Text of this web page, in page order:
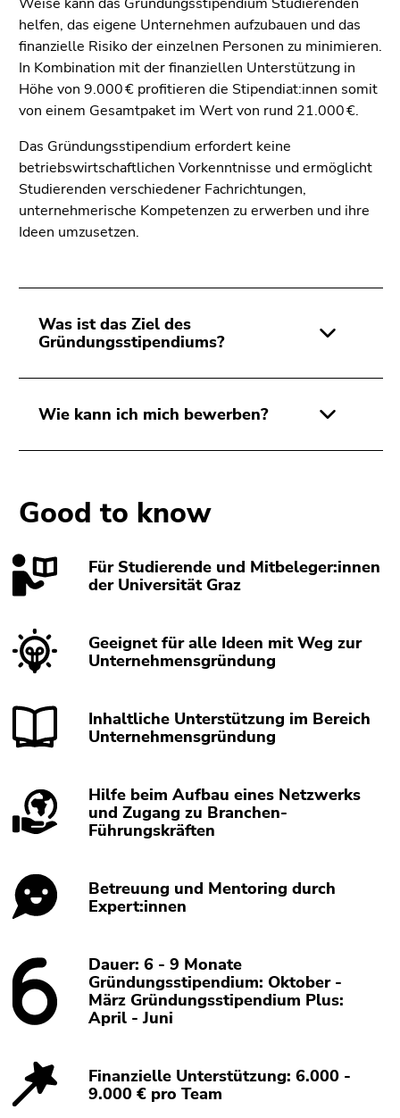
helfen, das eigene Unternehmen aufzubauen und das
finanzielle Risiko der einzelnen Personen zu minimieren.
In Kombination mit der finanziellen Unterstützung in
Höhe von 9.000 € profitieren die Stipendiat:innen somit
von einem Gesamtpaket im Wert von rund 21.000 €.
Das Gründungsstipendium erfordert keine
betriebswirtschaftlichen Vorkenntnisse und ermöglicht
Studierenden verschiedener Fachrichtungen,
unternehmerische Kompetenzen zu erwerben und ihre
Ideen umzusetzen.
Was ist das Ziel des
Gründungsstipendiums?
Wie kann ich mich bewerben?
Good to know
Für Studierende und Mitbeleger:innen
der Universität Graz
Geeignet für alle Ideen mit Weg zur
Unternehmensgründung
Inhaltliche Unterstützung im Bereich
Unternehmensgründung
Hilfe beim Aufbau eines Netzwerks
und Zugang zu Branchen-
Führungskräften
Betreuung und Mentoring durch
Expert:innen
Dauer: 6 - 9 Monate
Gründungsstipendium: Oktober -
März Gründungsstipendium Plus:
April - Juni
Finanzielle Unterstützung: 6.000 -
9.000 € pro Team